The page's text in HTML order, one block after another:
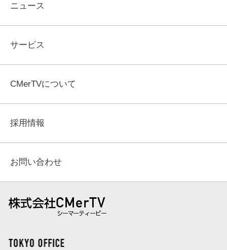
ニュース
サービス
CMerTVについて
採用情報
お問い合わせ